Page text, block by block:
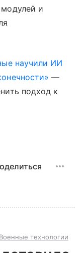
и
научили ИИ
—
подход к
Военные технологии